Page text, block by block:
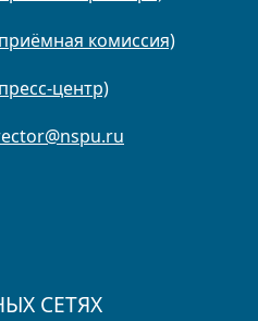
комиссия)
центр)
СЕТЯХ